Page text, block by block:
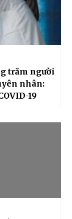
trăm người
nhân:
19